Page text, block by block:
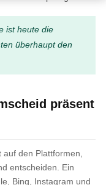
ist heute die
überhaupt den
präsent
den Plattformen,
entscheiden. Ein
Bing, Instagram und